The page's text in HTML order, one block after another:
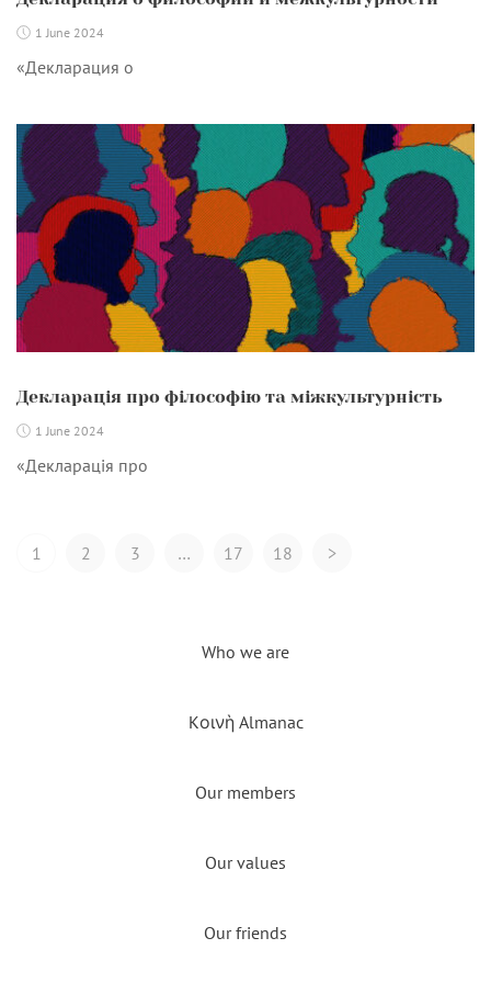
1 June 2024
«Декларация о
Декларація про філософію та міжкультурність
1 June 2024
«Декларація про
Posts
1 2 3 … 17 18 >
Who we are
Kοινὴ Almanac
Our members
Our values
Our friends